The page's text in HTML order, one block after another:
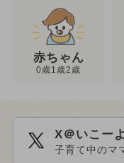
赤ちゃん
0歳1歳2歳
X＠いこーよ
子育て中のマ